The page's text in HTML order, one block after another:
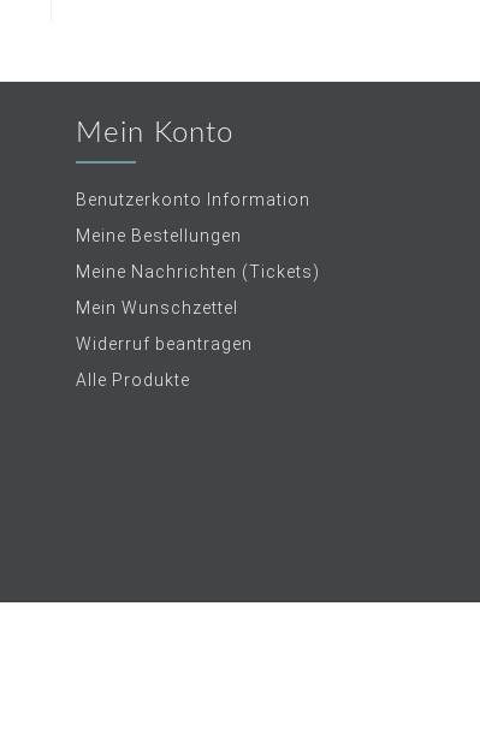
Mein Konto
Benutzerkonto Information
Meine Bestellungen
Meine Nachrichten (Tickets)
Mein Wunschzettel
Widerruf beantragen
Alle Produkte